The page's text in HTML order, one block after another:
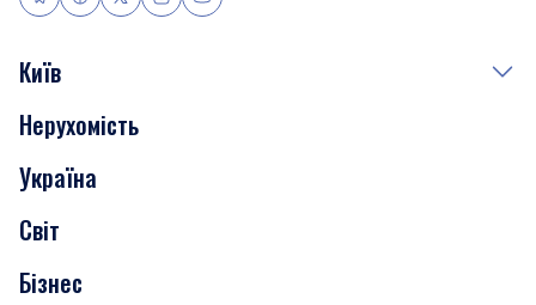
Київ
Події
Скандали
Нерухомість
Транспорт
Нерухомість
Україна
Світ
Бізнес